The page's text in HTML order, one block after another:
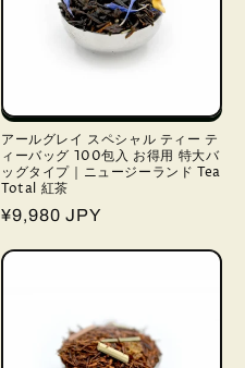
アールグレイ スペシャル ティー テ
ィーバッグ 100包入 お得用 特大バ
ッグタイプ｜ニュージーランド Tea
Total 紅茶
通
価
¥9,980 JPY